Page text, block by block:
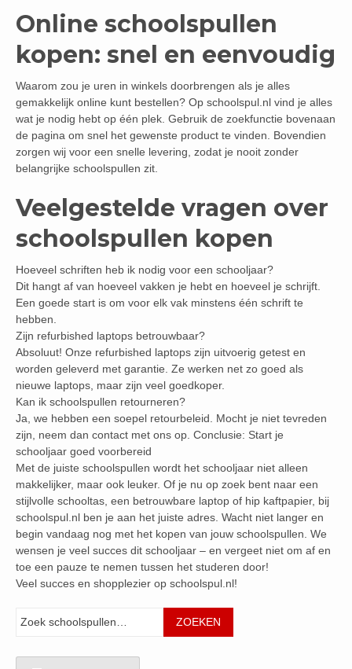
Online schoolspullen
kopen: snel en eenvoudig
Waarom zou je uren in winkels doorbrengen als je alles
gemakkelijk online kunt bestellen? Op schoolspul.nl vind je alles
wat je nodig hebt op één plek. Gebruik de zoekfunctie bovenaan
de pagina om snel het gewenste product te vinden. Bovendien
zorgen wij voor een snelle levering, zodat je nooit zonder
belangrijke schoolspullen zit.
Veelgestelde vragen over
schoolspullen kopen
Hoeveel schriften heb ik nodig voor een schooljaar?
Dit hangt af van hoeveel vakken je hebt en hoeveel je schrijft.
Een goede start is om voor elk vak minstens één schrift te
hebben.
Zijn refurbished laptops betrouwbaar?
Absoluut! Onze refurbished laptops zijn uitvoerig getest en
worden geleverd met garantie. Ze werken net zo goed als
nieuwe laptops, maar zijn veel goedkoper.
Kan ik schoolspullen retourneren?
Ja, we hebben een soepel retourbeleid. Mocht je niet tevreden
zijn, neem dan contact met ons op. Conclusie: Start je
schooljaar goed voorbereid
Met de juiste schoolspullen wordt het schooljaar niet alleen
makkelijker, maar ook leuker. Of je nu op zoek bent naar een
stijlvolle schooltas, een betrouwbare laptop of hip kaftpapier, bij
schoolspul.nl ben je aan het juiste adres. Wacht niet langer en
begin vandaag nog met het kopen van jouw schoolspullen. We
wensen je veel succes dit schooljaar – en vergeet niet om af en
toe een pauze te nemen tussen het studeren door!
Veel succes en shopplezier op schoolspul.nl!
ZOEKEN